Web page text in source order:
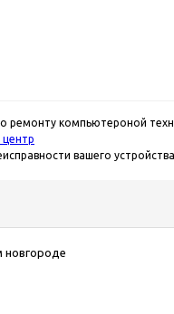
ремонту компьютероной
вашего
новгороде